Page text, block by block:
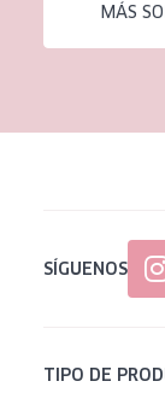
MÁS
SÍGUENOS
TIPO DE